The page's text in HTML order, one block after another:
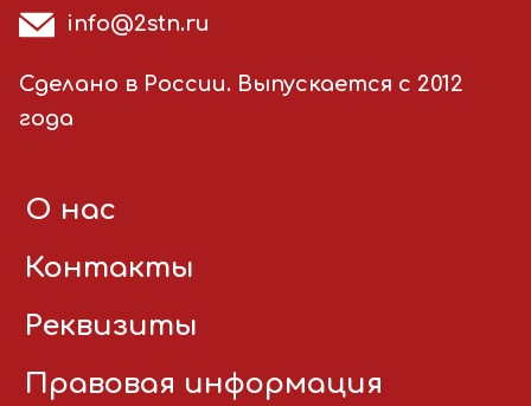
info@2stn.ru
Сделано в России. Выпускается с 2012
года
О нас
Контакты
Реквизиты
Правовая информация